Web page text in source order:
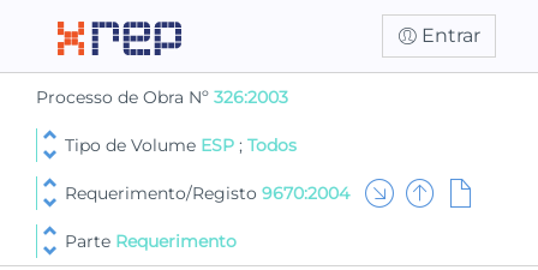
Entrar
Processo de Obra Nº 326:2003
Tipo de Volume ESP ; Todos
Requerimento/Registo 9670:2004
Parte Requerimento